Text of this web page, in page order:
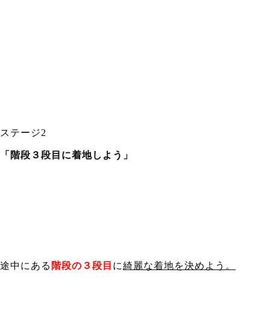
ステージ2
「階段３段目に着地しよう」
途中にある 階段の３段目 に綺麗な着地を決めよう。